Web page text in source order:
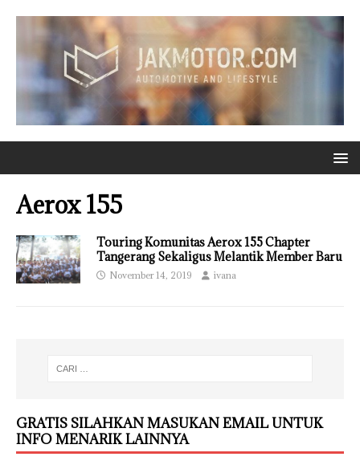
Aerox 155
Touring Komunitas Aerox 155 Chapter
Tangerang Sekaligus Melantik Member Baru
November 14, 2019 ivana
GRATIS SILAHKAN MASUKAN EMAIL UNTUK
INFO MENARIK LAINNYA